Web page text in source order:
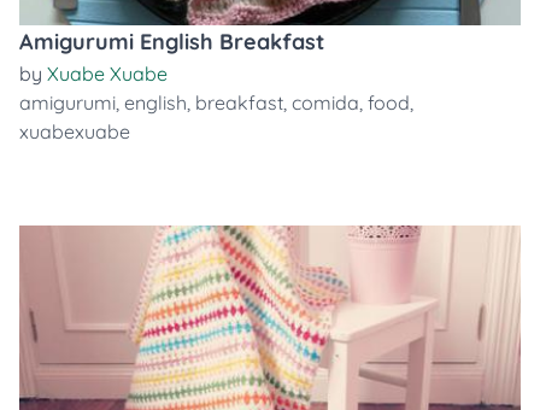
Amigurumi English Breakfast
by Xuabe Xuabe
amigurumi, english, breakfast, comida, food,
xuabexuabe